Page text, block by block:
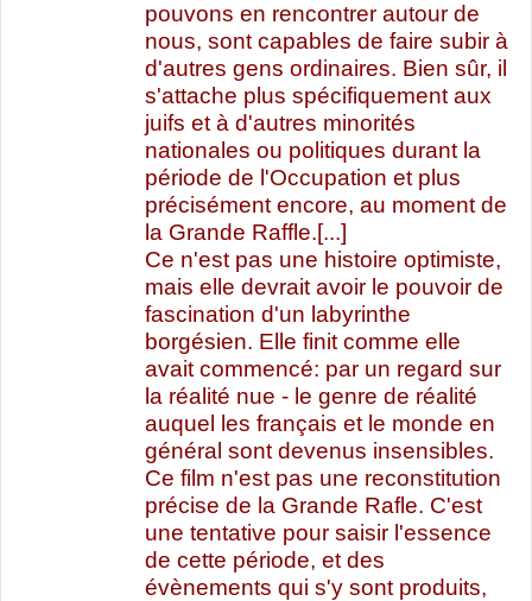
pouvons en rencontrer autour de
nous, sont capables de faire subir à
d'autres gens ordinaires. Bien sûr, il
s'attache plus spécifiquement aux
juifs et à d'autres minorités
nationales ou politiques durant la
période de l'Occupation et plus
précisément encore, au moment de
la Grande Raffle.[...]
Ce n'est pas une histoire optimiste,
mais elle devrait avoir le pouvoir de
fascination d'un labyrinthe
borgésien. Elle finit comme elle
avait commencé: par un regard sur
la réalité nue - le genre de réalité
auquel les français et le monde en
général sont devenus insensibles.
Ce film n'est pas une reconstitution
précise de la Grande Rafle. C'est
une tentative pour saisir l'essence
de cette période, et des
évènements qui s'y sont produits,